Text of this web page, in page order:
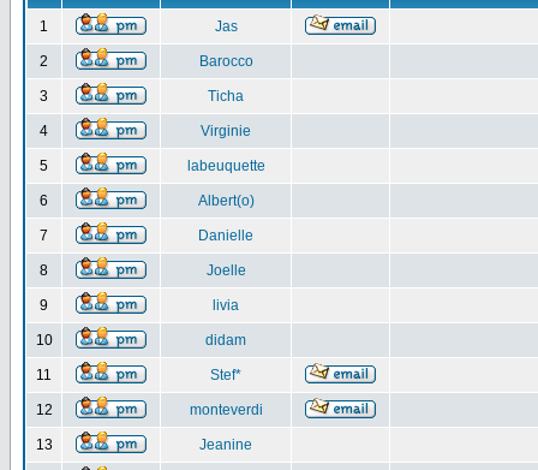
1 Jas
2 Barocco
3 Ticha
4 Virginie
5 labeuquette
6 Albert(o)
7 Danielle
8 Joelle
9 livia
10 didam
11 Stef*
12 monteverdi
13 Jeanine